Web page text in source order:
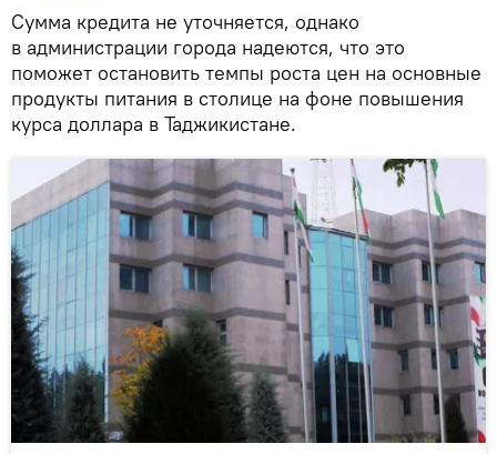
Сумма кредита не уточняется, однако
в администрации города надеются, что это
поможет остановить темпы роста цен на основные
продукты питания в столице на фоне повышения
курса доллара в Таджикистане.